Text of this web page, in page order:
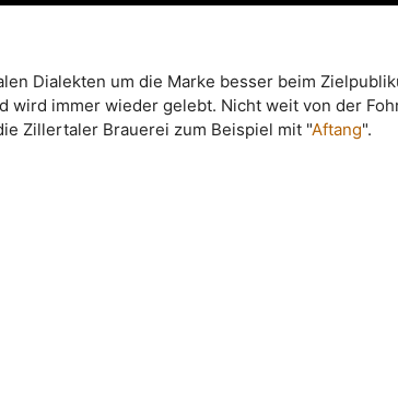
Dialekten um die Marke besser beim
wird immer wieder gelebt. Nicht weit von der
Zillertaler Brauerei zum Beispiel mit "Aftang".